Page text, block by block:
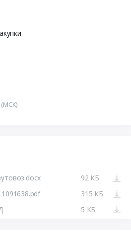
(МСК)
92 КБ
315 КБ
5 КБ